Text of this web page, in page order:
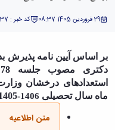
29 فروردین 1405 08:37 کد خبر : 34683137
بر اساس آیین ­نامه­ پذیرش
استعدادهای درخشان
ماه سال تحصیلی 1406-1405 دانشجو می ­پذیرد.
متن اطلاعیه